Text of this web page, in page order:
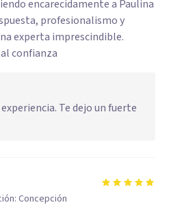
encarecidamente a Paulina
profesionalismo y
experta imprescindible.
confianza
Te dejo un fuerte
Concepción